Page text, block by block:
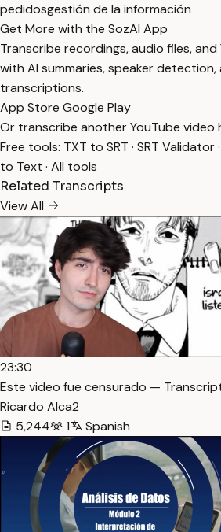
pedidosgestión de la información
Get More with the SozAI App
Transcribe recordings, audio files,
with AI summaries, speaker detection,
transcriptions.
App Store Google Play
Or transcribe another YouTube video
Free tools: TXT to SRT · SRT Validator·
to Text · All tools
Related Transcripts
View All
23:30
Este video fue censurado —
Ricardo Alca2
5,244
1 Spanish